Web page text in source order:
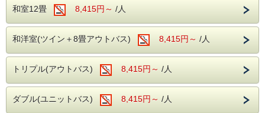
【 開催期間 】 7/17～8/31
※開催期間中、除外日はございません。
午後2：00～5：00
ご夕食・ご朝食は、
※日によってお食事時間が前後する場合がございます。
■安心の飲み放題
和室12畳 8,415円～ /人
和洋室(ツイン＋8畳アウトバス) 8,415円～ /人
トリプル(アウトバス) 8,415円～ /人
ダブル(ユニットバス) 8,415円～ /人